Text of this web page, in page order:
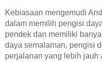
Kebiasaan mengemudi
dalam memilih pengisi
pendek dan memiliki
daya semalaman, pengisi
perjalanan yang lebih jauh